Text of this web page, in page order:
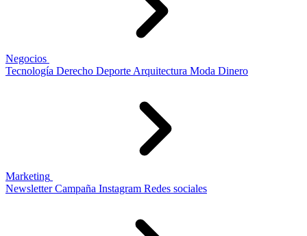
Negocios
Tecnología Derecho Deporte Arquitectura Moda Dinero
Marketing
Newsletter Campaña Instagram Redes sociales